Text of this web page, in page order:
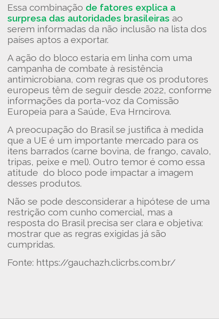
Essa combinação de fatores explica a
surpresa das autoridades brasileiras ao
serem informadas da não inclusão na lista dos
países aptos a exportar.
A ação do bloco estaria em linha com uma
campanha de combate à resistência
antimicrobiana, com regras que os produtores
europeus têm de seguir desde 2022, conforme
informações da porta-voz da Comissão
Europeia para a Saúde, Eva Hrncirova.
A preocupação do Brasil se justifica à medida
que a UE é um importante mercado para os
itens barrados (carne bovina, de frango, cavalo,
tripas, peixe e mel). Outro temor é como essa
atitude do bloco pode impactar a imagem
desses produtos.
Não se pode desconsiderar a hipótese de uma
restrição com cunho comercial, mas a
resposta do Brasil precisa ser clara e objetiva:
mostrar que as regras exigidas já são
cumpridas.
Fonte: https://gauchazh.clicrbs.com.br/